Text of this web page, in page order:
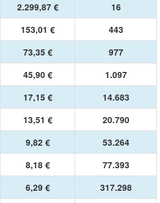
2.299,87 €
16
153,01 €
443
73,35 €
977
45,90 €
1.097
17,15 €
14.683
13,51 €
20.790
9,82 €
53.264
8,18 €
77.393
6,29 €
317.298